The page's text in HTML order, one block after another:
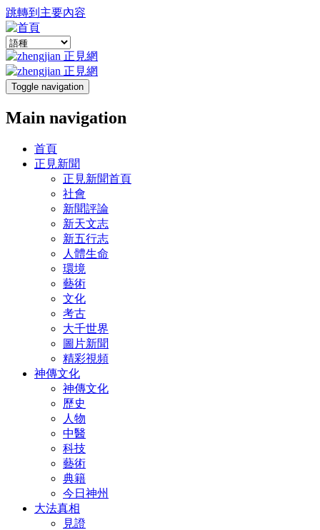
跳轉到主要內容
Toggle navigation
Main navigation
首頁
正見新聞
正見新聞首頁
社會
新聞評論
新天文志
新五行志
人體生命
環境
藝術
文化
考古
大千世界
圖片新聞
精彩視頻
神傳文化
神傳文化
歷史
人物
中醫
科技
藝術
典籍
今日神州
大法真相
見證